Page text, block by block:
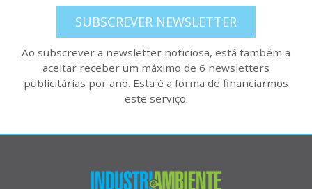
SUBSCREVER NEWSLETTER
Ao subscrever a newsletter noticiosa, está também a
aceitar receber um máximo de 6 newsletters
publicitárias por ano. Esta é a forma de financiarmos
este serviço.